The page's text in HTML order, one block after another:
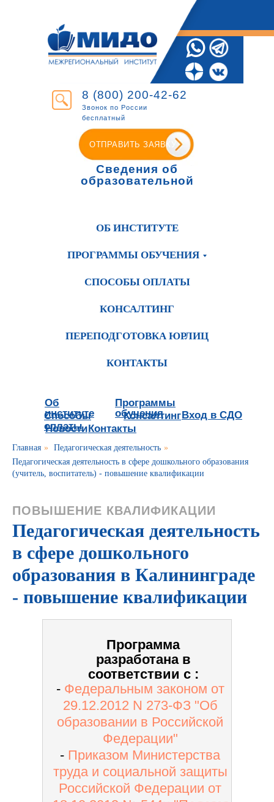
8 (800) 200-42-62
Звонок по России
бесплатный
ОТПРАВИТЬ ЗАЯВКУ
Сведения об
образовательной
ОБ ИНСТИТУТЕ
ПРОГРАММЫ ОБУЧЕНИЯ
СПОСОБЫ ОПЛАТЫ
КОНСАЛТИНГ
ПЕРЕПОДГОТОВКА ЮРЛИЦ
КОНТАКТЫ
Об
институте
Программы
обучения
Способы
оплаты
Консалтинг
Новости
Вход в СДО
Контакты
Главная » Педагогическая деятельность »
Педагогическая деятельность в сфере дошкольного образования
(учитель, воспитатель) - повышение квалификации
ПОВЫШЕНИЕ КВАЛИФИКАЦИИ
Педагогическая деятельность
в сфере дошкольного
образования в Калининграде
- повышение квалификации
- Федеральным законом от
29.12.2012 N 273-ФЗ "Об
образовании в Российской
Федерации"
- Приказом Министерства
труда и социальной защиты
Российской Федерации от
Программа
разработана в
соответствии с :